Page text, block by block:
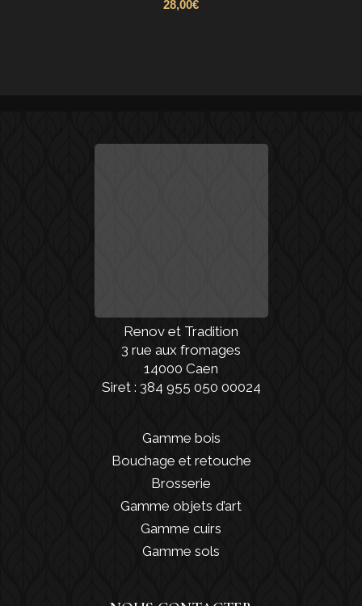
28,00€
Renov et Tradition
3 rue aux fromages
14000 Caen
Siret : 384 955 050 00024
Gamme bois
Bouchage et retouche
Brosserie
Gamme objets d’art
Gamme cuirs
Gamme sols